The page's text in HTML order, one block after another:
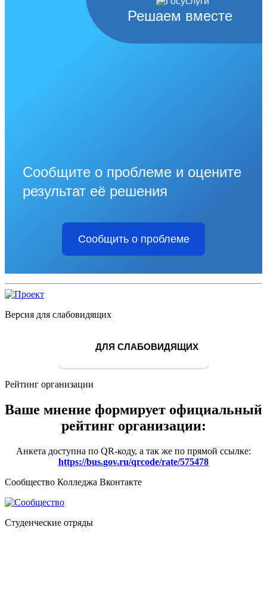
Решаем вместе
Сообщите о проблеме и оцените
результат её решения
Сообщить о проблеме
Версия для слабовидящих
ДЛЯ СЛАБОВИДЯЩИХ
Рейтинг организации
Ваше мнение формирует официальный
рейтинг организации:
Анкета доступна по QR-коду, а так же по прямой ссылке:
https://bus.gov.ru/qrcode/rate/575478
Сообщество Колледжа Вконтакте
Студенческие отряды